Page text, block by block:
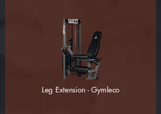
Leg Extension - Gymleco